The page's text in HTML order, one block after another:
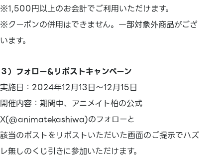
※1,500円以上のお会計でご利用いただけます。
※クーポンの併用はできません。一部対象外商品がござ
います。
３）フォロー&リポストキャンペーン
実施日：2024年12月13日～12月15日
開催内容：期間中、アニメイト柏の公式
X(@animatekashiwa)のフォローと
該当のポストをリポストいただいた画面のご提示でハズ
レ無しのくじ引きに参加いただけます。